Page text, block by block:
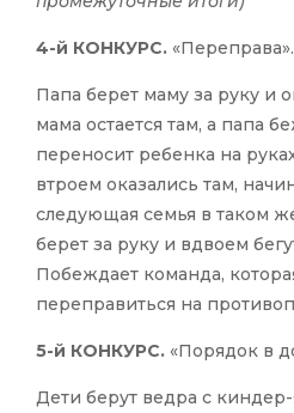
4-й КОНКУРС. «Переправа».
Папа берет маму за руку и
мама остается там, а папа
переносит ребенка на
втроем оказались там,
следующая семья в таком
берет за руку и вдвоем
Побеждает команда,
переправиться на
5-й КОНКУРС. «Порядок в
Дети берут ведра с